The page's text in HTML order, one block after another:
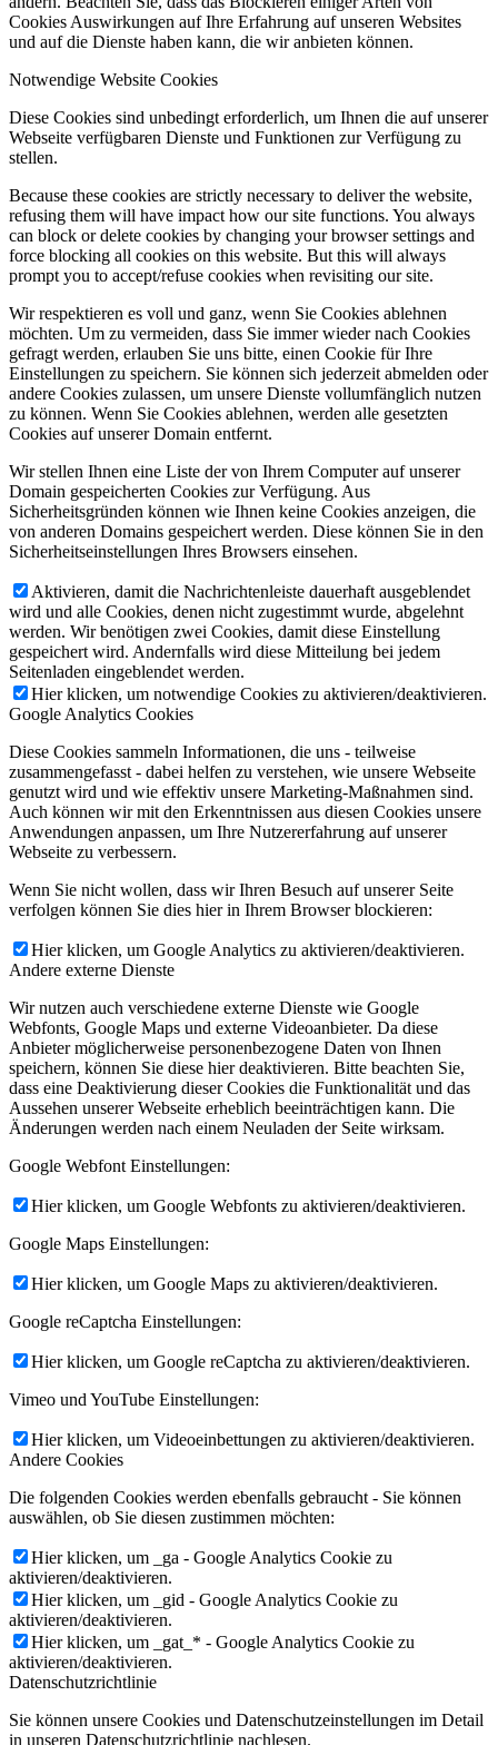
Cookies Auswirkungen auf Ihre Erfahrung auf unseren Websites
und auf die Dienste haben kann, die wir anbieten können.
Notwendige Website Cookies
Diese Cookies sind unbedingt erforderlich, um Ihnen die auf unserer
Webseite verfügbaren Dienste und Funktionen zur Verfügung zu
stellen.
Because these cookies are strictly necessary to deliver the website,
refusing them will have impact how our site functions. You always
can block or delete cookies by changing your browser settings and
force blocking all cookies on this website. But this will always
prompt you to accept/refuse cookies when revisiting our site.
Wir respektieren es voll und ganz, wenn Sie Cookies ablehnen
möchten. Um zu vermeiden, dass Sie immer wieder nach Cookies
gefragt werden, erlauben Sie uns bitte, einen Cookie für Ihre
Einstellungen zu speichern. Sie können sich jederzeit abmelden oder
andere Cookies zulassen, um unsere Dienste vollumfänglich nutzen
zu können. Wenn Sie Cookies ablehnen, werden alle gesetzten
Cookies auf unserer Domain entfernt.
Wir stellen Ihnen eine Liste der von Ihrem Computer auf unserer
Domain gespeicherten Cookies zur Verfügung. Aus
Sicherheitsgründen können wie Ihnen keine Cookies anzeigen, die
von anderen Domains gespeichert werden. Diese können Sie in den
Sicherheitseinstellungen Ihres Browsers einsehen.
Aktivieren, damit die Nachrichtenleiste dauerhaft ausgeblendet
wird und alle Cookies, denen nicht zugestimmt wurde, abgelehnt
werden. Wir benötigen zwei Cookies, damit diese Einstellung
gespeichert wird. Andernfalls wird diese Mitteilung bei jedem
Seitenladen eingeblendet werden.
Hier klicken, um notwendige Cookies zu aktivieren/deaktivieren.
Google Analytics Cookies
Diese Cookies sammeln Informationen, die uns - teilweise
zusammengefasst - dabei helfen zu verstehen, wie unsere Webseite
genutzt wird und wie effektiv unsere Marketing-Maßnahmen sind.
Auch können wir mit den Erkenntnissen aus diesen Cookies unsere
Anwendungen anpassen, um Ihre Nutzererfahrung auf unserer
Webseite zu verbessern.
Wenn Sie nicht wollen, dass wir Ihren Besuch auf unserer Seite
verfolgen können Sie dies hier in Ihrem Browser blockieren:
Hier klicken, um Google Analytics zu aktivieren/deaktivieren.
Andere externe Dienste
Wir nutzen auch verschiedene externe Dienste wie Google
Webfonts, Google Maps und externe Videoanbieter. Da diese
Anbieter möglicherweise personenbezogene Daten von Ihnen
speichern, können Sie diese hier deaktivieren. Bitte beachten Sie,
dass eine Deaktivierung dieser Cookies die Funktionalität und das
Aussehen unserer Webseite erheblich beeinträchtigen kann. Die
Änderungen werden nach einem Neuladen der Seite wirksam.
Google Webfont Einstellungen:
Hier klicken, um Google Webfonts zu aktivieren/deaktivieren.
Google Maps Einstellungen:
Hier klicken, um Google Maps zu aktivieren/deaktivieren.
Google reCaptcha Einstellungen:
Hier klicken, um Google reCaptcha zu aktivieren/deaktivieren.
Vimeo und YouTube Einstellungen:
Hier klicken, um Videoeinbettungen zu aktivieren/deaktivieren.
Andere Cookies
Die folgenden Cookies werden ebenfalls gebraucht - Sie können
auswählen, ob Sie diesen zustimmen möchten:
Hier klicken, um _ga - Google Analytics Cookie zu
aktivieren/deaktivieren.
Hier klicken, um _gid - Google Analytics Cookie zu
aktivieren/deaktivieren.
Hier klicken, um _gat_* - Google Analytics Cookie zu
aktivieren/deaktivieren.
Datenschutzrichtlinie
Sie können unsere Cookies und Datenschutzeinstellungen im Detail
in unseren Datenschutzrichtlinie nachlesen.